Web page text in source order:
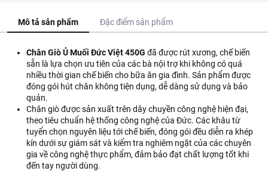
Mô tả sản phẩm Đặc điểm sản phẩm
Chân Giò Ủ Muối Đức Việt 450G đã được rút xương, chế biến
sẵn là lựa chọn ưu tiên của các bà nội trợ khi không có quá
nhiều thời gian chế biến cho bữa ăn gia đình. Sản phẩm được
đóng gói hút chân không tiện dụng, dễ dàng sử dụng và bảo
quản.
Chân giò được sản xuất trên dây chuyền công nghệ hiện đại,
theo tiêu chuẩn hệ thống công nghệ của Đức. Các khâu từ
tuyển chọn nguyên liệu tới chế biến, đóng gói đều diễn ra khép
kín dưới sự giám sát và kiểm tra nghiêm ngặt của các chuyên
gia về công nghệ thực phẩm, đảm bảo đạt chất lượng tốt khi
đến tay người dùng.